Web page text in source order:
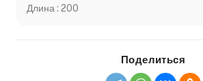
Длина : 200
Поделиться